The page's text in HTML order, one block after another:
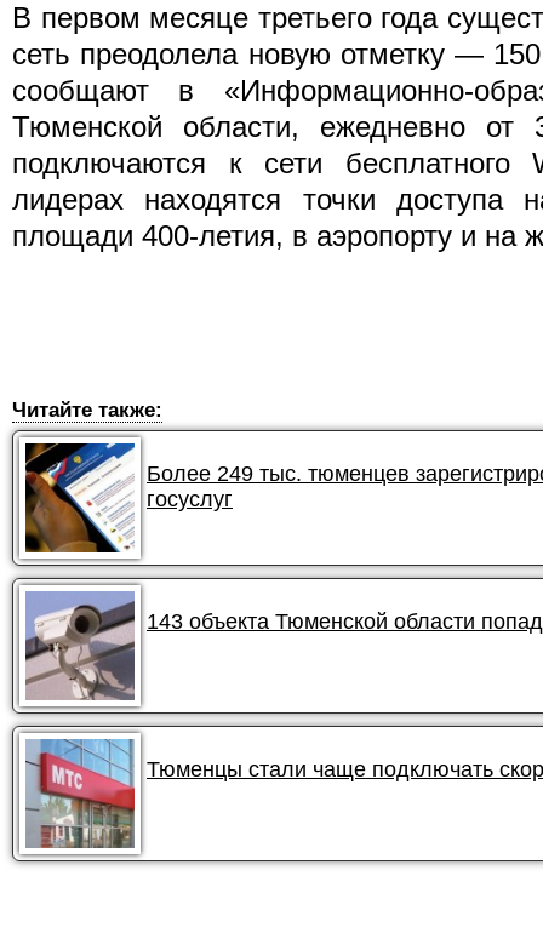
В первом месяце третьего года
сеть преодолела новую отметку —
сообщают в «Информационно-
Тюменской области, ежедневно
подключаются к сети
лидерах находятся точки доступа
площади 400-летия, в аэропорту и на
Читайте также:
Более 249 тыс. тюменцев
госуслуг
143 объекта Тюменской области
Тюменцы стали чаще подключать